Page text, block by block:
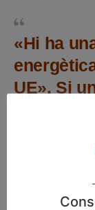
«Hi ha
UE». Si
preus
preus